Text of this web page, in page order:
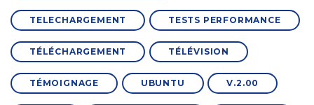
TELECHARGEMENT TESTS PERFORMANCE
TÉLÉCHARGEMENT TÉLÉVISION
TÉMOIGNAGE UBUNTU V.2.00